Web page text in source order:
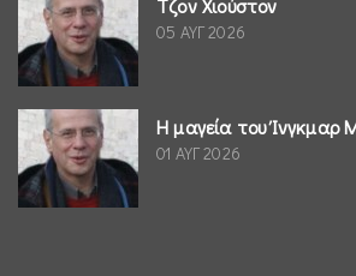
Τζον Χιούστον
05 ΑΥΓ 2026
Η μαγεία του Ίνγκμαρ
01 ΑΥΓ 2026